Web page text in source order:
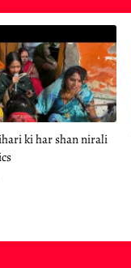
ki har shan nirali